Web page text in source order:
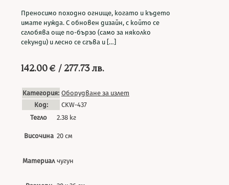
Преносимо походно огнище, когато и където
имате нужда. С обновен дизайн, с който се
сглобява още по-бързо (само за няколко
секунди) и лесно се сгъва и […]
142.00€ / 277.73 лв.
Категория: Оборудване за излет
Код:
CKW-437
Тегло
2.38 кг
Височина 20 см
Материал чугун